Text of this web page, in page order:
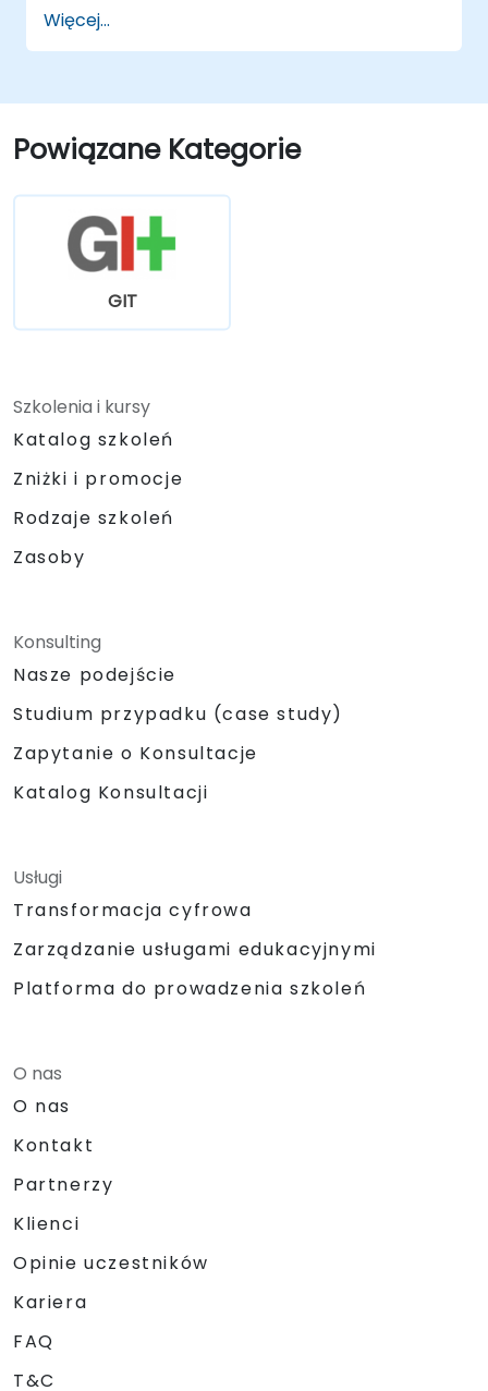
złożoności i obciążeń licencyjnych typowych
dla korporacyjnych platform CI.
Więcej...
Powiązane Kategorie
GIT
Szkolenia i kursy
Katalog szkoleń
Zniżki i promocje
Rodzaje szkoleń
Zasoby
Konsulting
Nasze podejście
Studium przypadku (case study)
Zapytanie o Konsultacje
Katalog Konsultacji
Usługi
Transformacja cyfrowa
Zarządzanie usługami edukacyjnymi
Platforma do prowadzenia szkoleń
O nas
O nas
Kontakt
Partnerzy
Klienci
Opinie uczestników
Kariera
FAQ
T&C